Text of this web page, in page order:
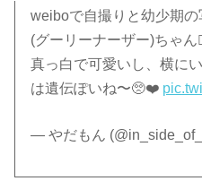
weiboで自撮りと幼少期
(グーリーナーザー)ちゃん
真っ白で可愛いし、横に
は遺伝ぽいね〜🥺❤️
— やだもん